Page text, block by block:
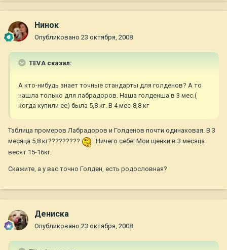
Нинок
Опубликовано 23 октября, 2008
TEVA сказал:
А кто-нибудь знает точные стандарты для голденов? А то
нашла только для лабрадоров. Наша голденша в 3 мес.(
когда купили ее) была 5,8 кг. В 4 мес-8,8 кг
Таблица промеров Лабрадоров и Голденов почти одинаковая. В 3
месяца 5,8 кг?????????
Ничего себе! Мои щенки в 3 месяца
весят 15-16кг.
Скажите, а у вас точно Голден, есть родословная?
Дениска
Опубликовано 23 октября, 2008